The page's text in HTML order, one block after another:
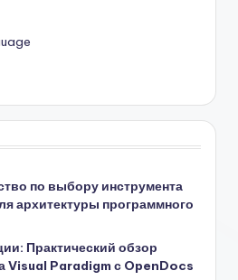
по выбору инструмента
архитектуры программного
Практический обзор
Visual Paradigm с OpenDocs